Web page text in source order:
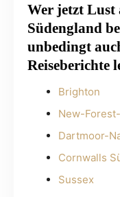
Wer jetzt Lust
Südengland
unbedingt
Reiseberichte
Brighton
New-
Dartmoor-
Cornwalls
Sussex